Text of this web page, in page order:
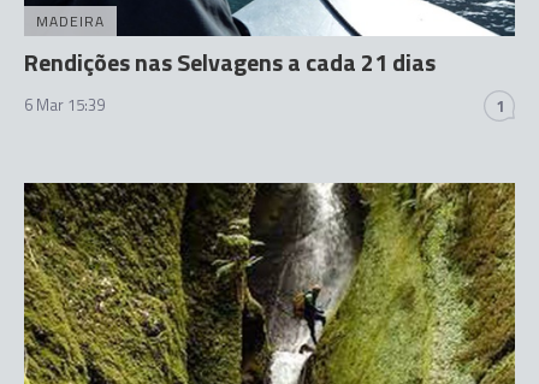
MADEIRA
Rendições nas Selvagens a cada 21 dias
6 Mar 15:39 1